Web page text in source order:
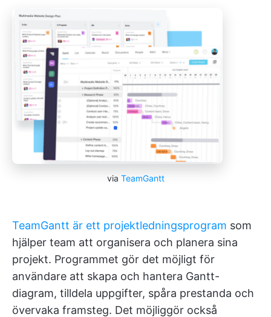
via TeamGantt
TeamGantt är ett projektledningsprogram som
hjälper team att organisera och planera sina
projekt. Programmet gör det möjligt för
användare att skapa och hantera Gantt-
diagram, tilldela uppgifter, spåra prestanda och
övervaka framsteg. Det möjliggör också